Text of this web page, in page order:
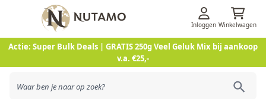
Actie: Super Bulk Deals | GRATIS 250g Veel Geluk Mix bij aankoop
v.a. €25,-
Ga naar de inhoud
Inloggen Winkelwagen